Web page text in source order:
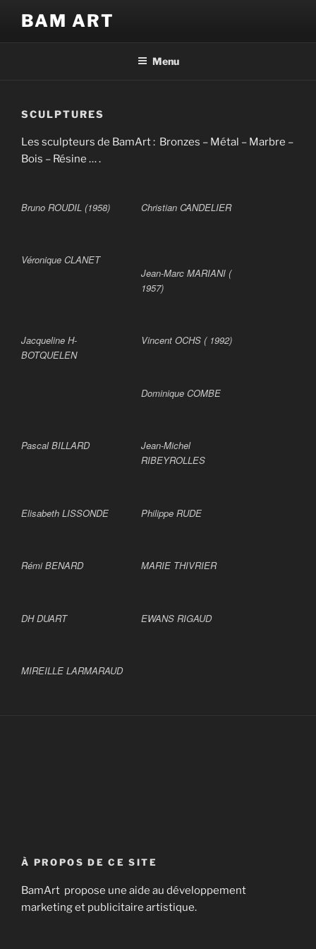
contenu
BAM ART
Menu
SCULPTURES
Les sculpteurs de BamArt : Bronzes – Métal – Marbre –
Bois – Résine … .
Bruno ROUDIL (1958) Christian CANDELIER
Véronique CLANET
Jean-Marc MARIANI (
1957)
Jacqueline H-
BOTQUELEN
Vincent OCHS ( 1992)
Dominique COMBE
Pascal BILLARD
Jean-Michel
RIBEYROLLES
Elisabeth LISSONDE Philippe RUDE
Rémi BENARD MARIE THIVRIER
DH DUART EWANS RIGAUD
MIREILLE LARMARAUD
À PROPOS DE CE SITE
BamArt propose une aide au développement
marketing et publicitaire artistique.